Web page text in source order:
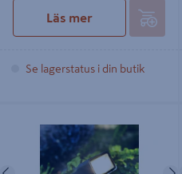
Läs mer
Se lagerstatus i din butik
MÖRKGRÅ
Föregående